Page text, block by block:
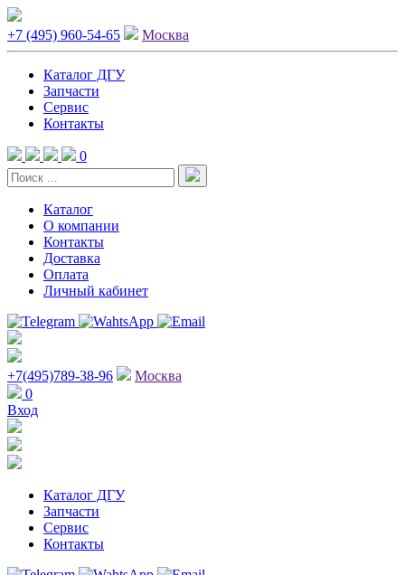
+7 (495) 960-54-65 Москва
Каталог ДГУ
Запчасти
Сервис
Контакты
0
Каталог
О компании
Контакты
Доставка
Оплата
Личный кабинет
+7(495)789-38-96
Москва
0
Вход
Каталог ДГУ
Запчасти
Сервис
Контакты